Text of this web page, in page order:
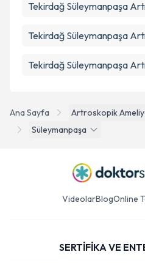
Ana Sayfa Artroskopik
Süleymanpaşa
Tekirdağ Süleymanpaşa
Tekirdağ Süleymanpaşa
Tekirdağ Süleymanpaşa
VideolarBlogOnline
SERTİFİKA VE